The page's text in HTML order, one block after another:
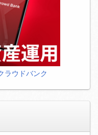
ラウドバンク